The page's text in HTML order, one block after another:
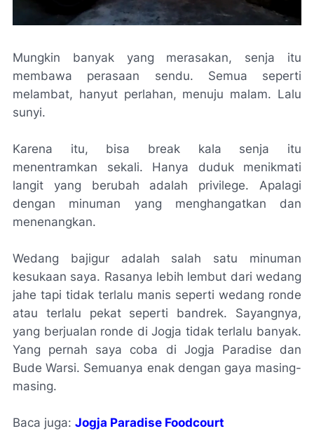
Mungkin banyak yang merasakan, senja itu
membawa perasaan sendu. Semua seperti
melambat, hanyut perlahan, menuju malam. Lalu
sunyi.
Karena itu, bisa break kala senja itu
menentramkan sekali. Hanya duduk menikmati
langit yang berubah adalah privilege. Apalagi
dengan minuman yang menghangatkan dan
menenangkan.
Wedang bajigur adalah salah satu minuman
kesukaan saya. Rasanya lebih lembut dari wedang
jahe tapi tidak terlalu manis seperti wedang ronde
atau terlalu pekat seperti bandrek. Sayangnya,
yang berjualan ronde di Jogja tidak terlalu banyak.
Yang pernah saya coba di Jogja Paradise dan
Bude Warsi. Semuanya enak dengan gaya masing-
masing.
Baca juga: Jogja Paradise Foodcourt